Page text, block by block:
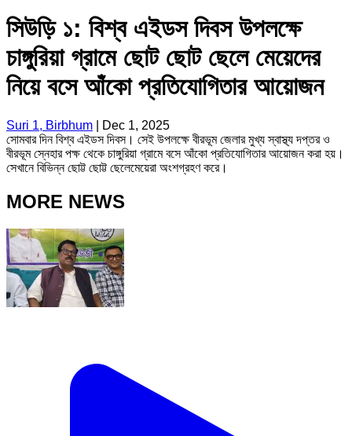
সিউড়ি ১: বিশ্ব এইডস দিবস উপলক্ষে
চাঙ্গুরিয়া গ্রামে ছোট ছোট ছেলে মেয়েদের
নিয়ে বসে আঁকো প্রতিযোগিতার আয়োজন
Suri 1, Birbhum
Dec 1, 2025
সোমবার দিন বিশ্ব এইডস দিবস। সেই উপলক্ষে বীরভূম জেলার মুখ্য স্বাস্থ্য দপ্তর ও
বীরভূম স্নেহার পক্ষ থেকে চাঙ্গুরিয়া গ্রামে বসে আঁকো প্রতিযোগিতার আয়োজন করা হয়।
সেখানে বিভিন্ন ছোট্ট ছোট্ট ছেলেমেয়েরা অংশগ্রহণ করে।
MORE NEWS